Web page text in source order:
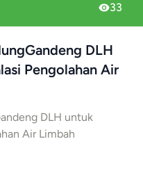
33
DLH
Pengolahan Air
DLH untuk
Air Limbah